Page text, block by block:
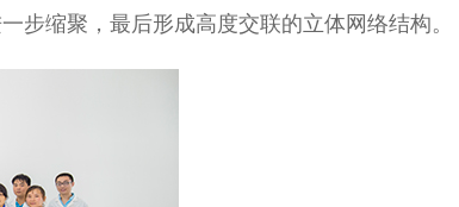
步缩聚，最后形成高度交联的立体网络结构。